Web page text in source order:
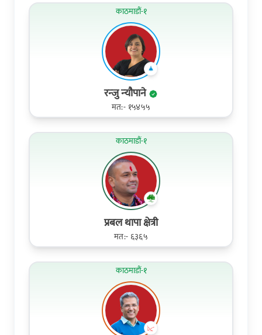
काठमाडौं-१
रन्‍जु न्‍यौपाने
मत:- १५४५५
काठमाडौं-१
प्रबल थापा क्षेत्री
मत:- ६३६५
काठमाडौं-१